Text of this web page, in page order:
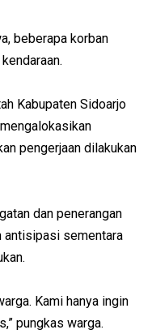
beberapa korban
Kabupaten Sidoarjo
pengerjaan dilakukan
dan penerangan
antisipasi sementara
Kami hanya ingin
pungkas warga.